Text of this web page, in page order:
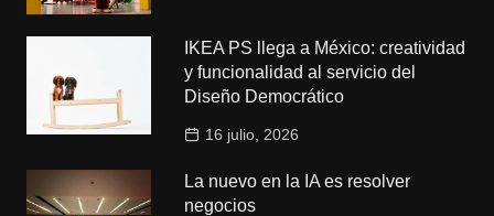
IKEA PS llega a México: creatividad
y funcionalidad al servicio del
Diseño Democrático
16 julio, 2026
La nuevo en la IA es resolver
negocios